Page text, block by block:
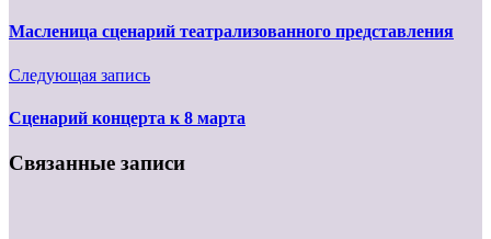
Масленица сценарий театрализованного представления
Следующая запись
Сценарий концерта к 8 марта
Связанные записи